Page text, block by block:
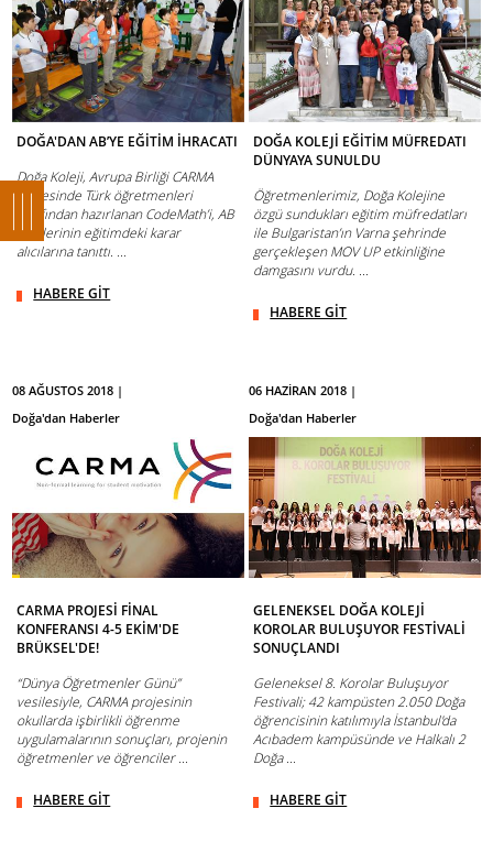
DOĞA'DAN AB’YE EĞİTİM İHRACATI
Doğa Koleji, Avrupa Birliği CARMA
projesinde Türk öğretmenleri
tarafından hazırlanan CodeMath’i, AB
ülkelerinin eğitimdeki karar
alıcılarına tanıttı. ...
HABERE GİT
DOĞA KOLEJİ EĞİTİM MÜFREDATI
DÜNYAYA SUNULDU
Öğretmenlerimiz, Doğa Kolejine
özgü sundukları eğitim müfredatları
ile Bulgaristan’ın Varna şehrinde
gerçekleşen MOV UP etkinliğine
damgasını vurdu. ...
HABERE GİT
08 AĞUSTOS 2018 |
Doğa'dan Haberler
CARMA PROJESİ FİNAL
KONFERANSI 4-5 EKİM'DE
BRÜKSEL'DE!
“Dünya Öğretmenler Günü”
vesilesiyle, CARMA projesinin
okullarda işbirlikli öğrenme
uygulamalarının sonuçları, projenin
öğretmenler ve öğrenciler ...
HABERE GİT
06 HAZİRAN 2018 |
Doğa'dan Haberler
GELENEKSEL DOĞA KOLEJİ
KOROLAR BULUŞUYOR FESTİVALİ
SONUÇLANDI
Geleneksel 8. Korolar Buluşuyor
Festivali; 42 kampüsten 2.050 Doğa
öğrencisinin katılımıyla İstanbul'da
Acıbadem kampüsünde ve Halkalı 2
Doğa ...
HABERE GİT